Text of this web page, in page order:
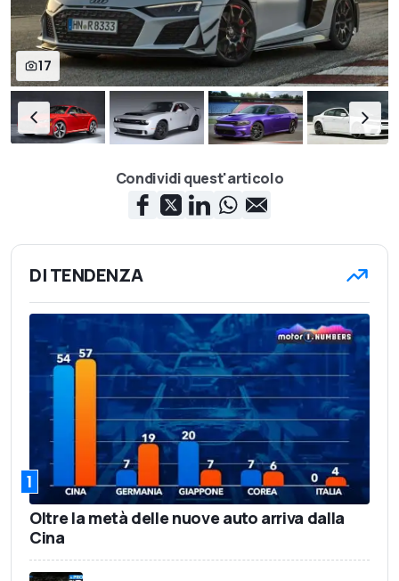
17
Condividi quest'articolo
DI TENDENZA
1
Oltre la metà delle nuove auto arriva dalla
Cina